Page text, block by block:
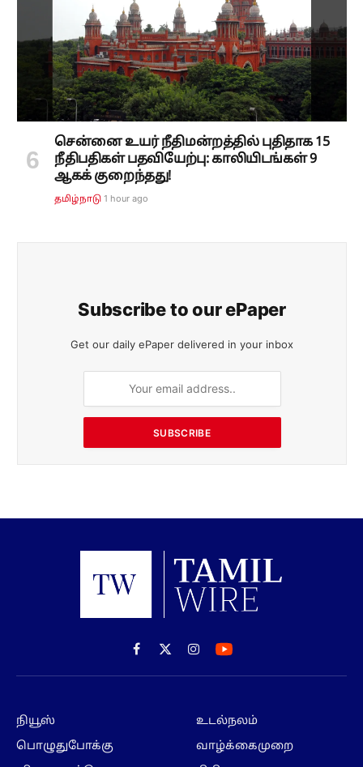
சென்னை உயர் நீதிமன்றத்தில் புதிதாக 15
நீதிபதிகள் பதவியேற்பு: காலியிடங்கள் 9
ஆகக் குறைந்தது!
தமிழ்நாடு 1 hour ago
Subscribe to our ePaper
Get our daily ePaper delivered in your inbox
SUBSCRIBE
Facebook
X
(Twitter)
Instagram
நியூஸ்
பொழுதுபோக்கு
உடல்நலம்
வாழ்க்கைமுறை